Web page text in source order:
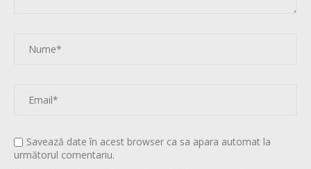
Savează date în acest browser ca sa apara automat la
următorul comentariu.